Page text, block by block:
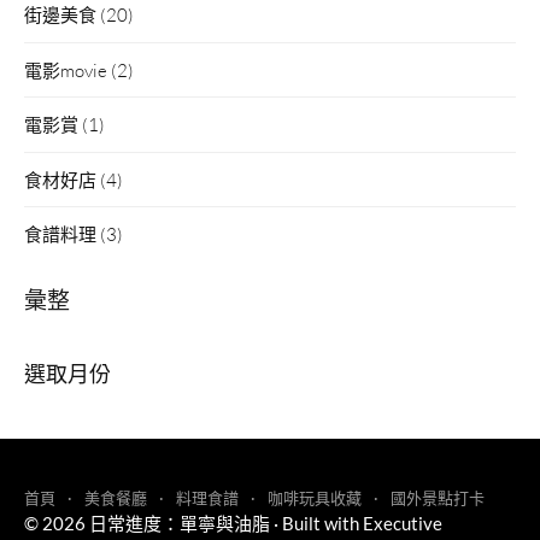
街邊美食 (20)
電影movie (2)
電影賞 (1)
食材好店 (4)
食譜料理 (3)
彙整
整
首頁 美食餐廳 料理食譜 咖啡玩具收藏 國外景點打卡
© 2026 日常進度：單寧與油脂 · Built with Executive